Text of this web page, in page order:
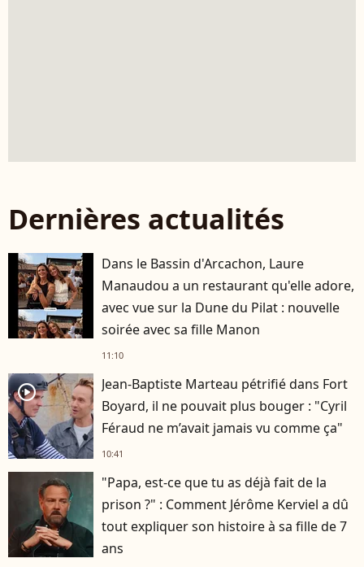
Dernières actualités
Dans le Bassin d'Arcachon, Laure
Manaudou a un restaurant qu'elle adore,
avec vue sur la Dune du Pilat : nouvelle
soirée avec sa fille Manon
11:10
player2
Jean-Baptiste Marteau pétrifié dans Fort
Boyard, il ne pouvait plus bouger : "Cyril
Féraud ne m’avait jamais vu comme ça"
10:41
"Papa, est-ce que tu as déjà fait de la
prison ?" : Comment Jérôme Kerviel a dû
tout expliquer son histoire à sa fille de 7
ans